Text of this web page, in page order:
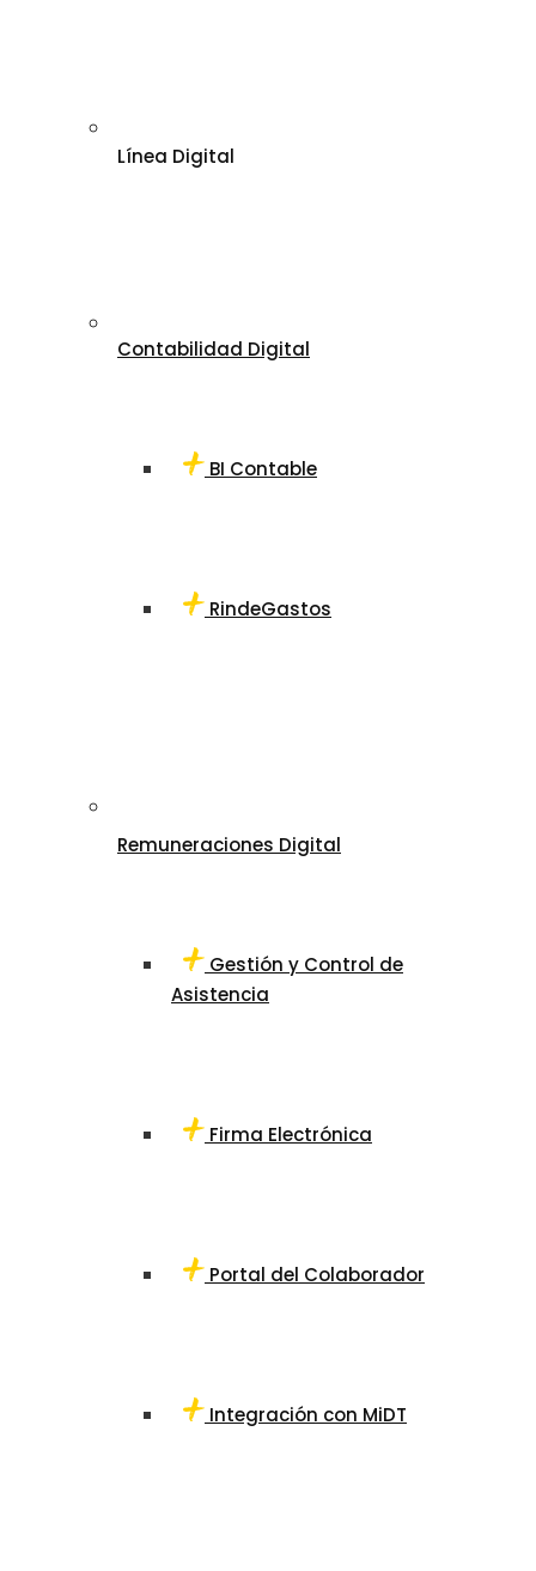
Línea Digital
Contabilidad Digital
BI Contable
RindeGastos
Remuneraciones Digital
Gestión y Control de
Asistencia
Firma Electrónica
Portal del Colaborador
Integración con MiDT